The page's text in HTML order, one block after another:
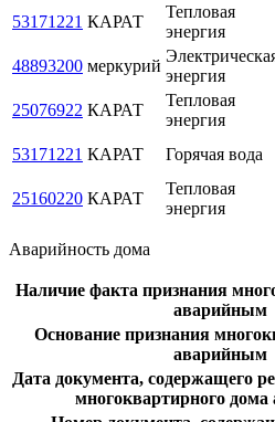
53171221 КАРАТ
Тепловая
энергия
48893200 меркурий
энергия
25076922 КАРАТ
Тепловая
энергия
53171221 КАРАТ Горячая вода
25160220 КАРАТ
Тепловая
энергия
Аварийность дома
Наличие факта признания
аварийным
Основание признания
аварийным
Дата документа, содержащего
многоквартирного